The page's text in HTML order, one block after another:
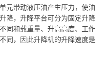
元带动液压油产生压力，使油
降，升降平台可分为固定升降
同和载重量、升高高度、工作
同，因此升降机的升降速度是